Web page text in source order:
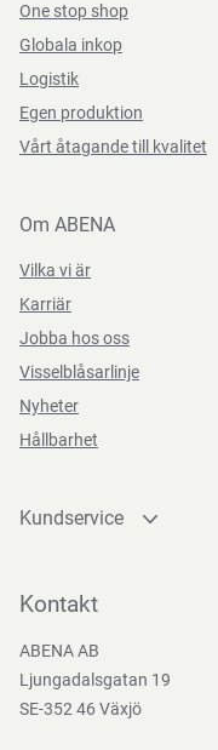
One stop shop
Globala inkop
Logistik
Egen produktion
Vårt åtagande till kvalitet
Om ABENA
Vilka vi är
Karriär
Jobba hos oss
Visselblåsarlinje
Nyheter
Hållbarhet
Kundservice
Bli kund
Nedladdningar
Kontakt
ABENA AB
Ljungadalsgatan 19
SE-352 46 Växjö